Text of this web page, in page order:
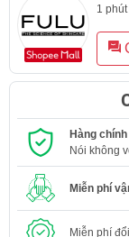
1
Hàng
Nói không
Miễn phí
Miễn phí